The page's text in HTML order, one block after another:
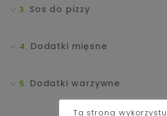
Sos do pizzy
Dodatki mięsne
Dodatki warzywne
Ta strona